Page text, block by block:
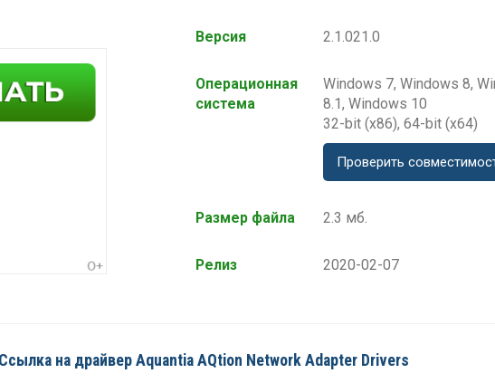
Версия 2.1.021.0
Операционная
система
Windows 7, Windows 8,
8.1, Windows 10
32-bit (x86), 64-bit (x64)
Проверить
Размер файла 2.3 мб.
Релиз 2020-02-07
Ссылка на драйвер Aquantia AQtion Network Adapter Drivers